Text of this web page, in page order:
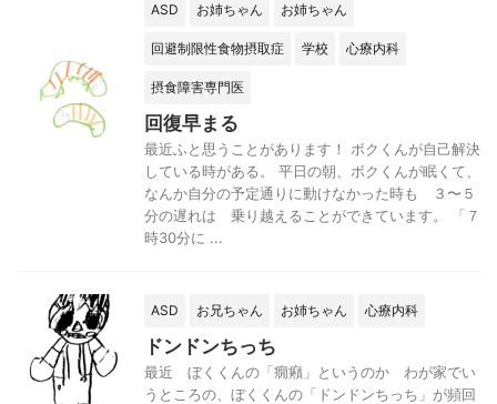
ASD お姉ちゃん お姉ちゃん
回避制限性食物摂取症 学校 心療内科
摂食障害専門医
回復早まる
最近ふと思うことがあります！ ボクくんが自己解決
している時がある。 平日の朝、ボクくんが眠くて、
なんか自分の予定通りに動けなかった時も ３〜５
分の遅れは 乗り越えることができています。 「７
時30分に ...
ASD お兄ちゃん お姉ちゃん 心療内科
ドンドンちっち
最近 ぼくくんの「癇癪」というのか わが家でい
うところの、ぼくくんの「ドンドンちっち」が頻回